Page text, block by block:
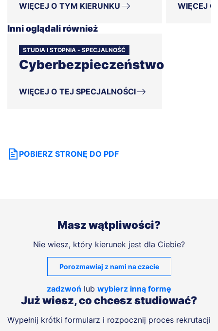
WIĘCEJ O TYM KIERUNKU WIĘCEJ
Inni oglądali również
STUDIA I STOPNIA - SPECJALNOŚĆ
Cyberbezpieczeństwo
WIĘCEJ O TEJ SPECJALNOŚCI
POBIERZ STRONĘ DO PDF
Masz wątpliwości?
Nie wiesz, który kierunek jest dla Ciebie?
Porozmawiaj z nami na czacie
zadzwoń lub wybierz inną formę
Już wiesz, co chcesz studiować?
Wypełnij krótki formularz i rozpocznij proces rekrutacji